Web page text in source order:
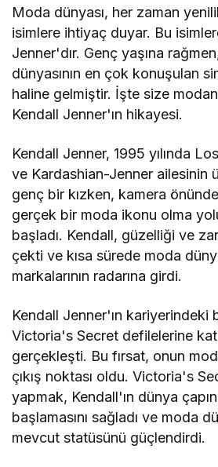
Moda dünyası, her zaman
isimlere ihtiyaç duyar. Bu
Jenner'dır. Genç yaşına
dünyasının en çok konuşulan
haline gelmiştir. İşte size
Kendall Jenner'ın hikayesi.
Kendall Jenner, 1995 yılında
ve Kardashian-Jenner ailesinin
genç bir kızken, kamera
gerçek bir moda ikonu olma
başladı. Kendall, güzelliği ve
çekti ve kısa sürede moda
markalarının radarına girdi.
Kendall Jenner'ın kariyerindeki
Victoria's Secret defilelerine
gerçekleşti. Bu fırsat, onun
çıkış noktası oldu. Victoria's
yapmak, Kendall'ın dünya
başlamasını sağladı ve moda
mevcut statüsünü güçlendirdi.